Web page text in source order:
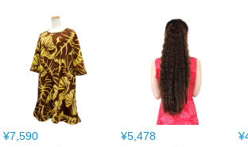
¥7,590 ¥5,478